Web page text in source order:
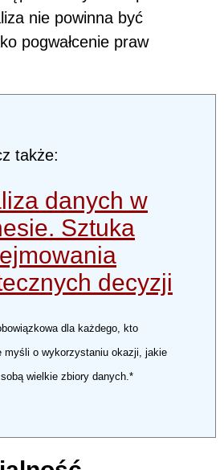
nie powinna być
pogwałcenie praw
także:
danych w
Sztuka
decyzji
dla każdego, kto
myśli o wykorzystaniu okazji, jakie
wielkie zbiory danych.*